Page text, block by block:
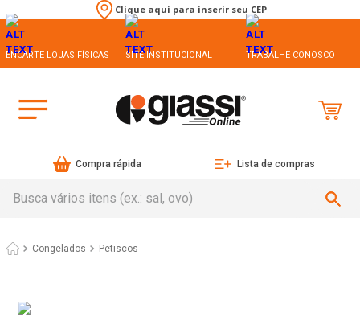
Clique aqui para inserir seu CEP
ENCARTE LOJAS FÍSICAS SITE INSTITUCIONAL TRABALHE CONOSCO
Compra rápida Lista de compras
Congelados Petiscos